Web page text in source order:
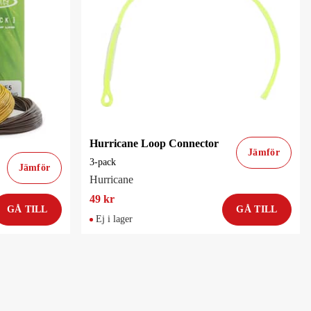
Jämför
GÅ TILL
Hurricane Loop Connector
3-pack
Hurricane
Jämför
49 kr
Ej i lager
GÅ TILL